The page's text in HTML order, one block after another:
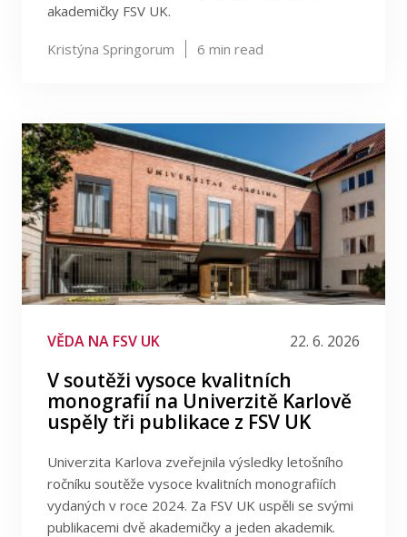
akademičky FSV UK.
Kristýna Springorum 6 min read
VĚDA NA FSV UK 22. 6. 2026
V soutěži vysoce kvalitních
monografií na Univerzitě Karlově
uspěly tři publikace z FSV UK
Univerzita Karlova zveřejnila výsledky letošního
ročníku soutěže vysoce kvalitních monografiích
vydaných v roce 2024. Za FSV UK uspěli se svými
publikacemi dvě akademičky a jeden akademik.